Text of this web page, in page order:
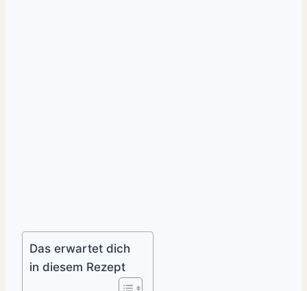
Das erwartet dich
in diesem Rezept